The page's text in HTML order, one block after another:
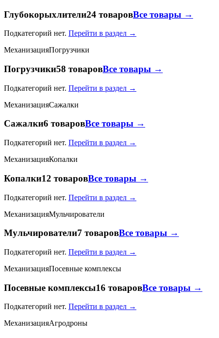
Глубокорыхлители24 товаровВсе товары →
Подкатегорий нет. Перейти в раздел →
МеханизацияПогрузчики
Погрузчики58 товаровВсе товары →
Подкатегорий нет. Перейти в раздел →
МеханизацияСажалки
Сажалки6 товаровВсе товары →
Подкатегорий нет. Перейти в раздел →
МеханизацияКопалки
Копалки12 товаровВсе товары →
Подкатегорий нет. Перейти в раздел →
МеханизацияМульчирователи
Мульчирователи7 товаровВсе товары →
Подкатегорий нет. Перейти в раздел →
МеханизацияПосевные комплексы
Посевные комплексы16 товаровВсе товары →
Подкатегорий нет. Перейти в раздел →
МеханизацияАгродроны